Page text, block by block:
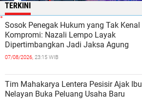
TERKINI
Sosok Penegak Hukum yang Tak Kenal
Kompromi: Nazali Lempo Layak
Dipertimbangkan Jadi Jaksa Agung
07/08/2026, 23:15 WIB
Tim Mahakarya Lentera Pesisir Ajak Ibu
Nelayan Buka Peluang Usaha Baru